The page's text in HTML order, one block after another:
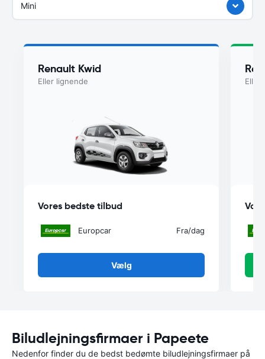
Mini
Renault Kwid
Eller lignende
Vores bedste tilbud
Europcar Fra/dag
Vælg
Eller
Biludlejningsfirmaer i Papeete
Nedenfor finder du de bedst bedømte biludlejningsfirmaer på